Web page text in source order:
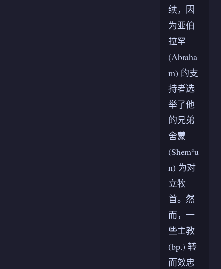
续，因
为亚伯
拉罕
(Abraha
m) 的支
持者选
举了他
的兄弟
舍蒙
(Shemʿu
n) 为对
立牧
首。然
而，一
些主教
(bp.) 转
而效忠